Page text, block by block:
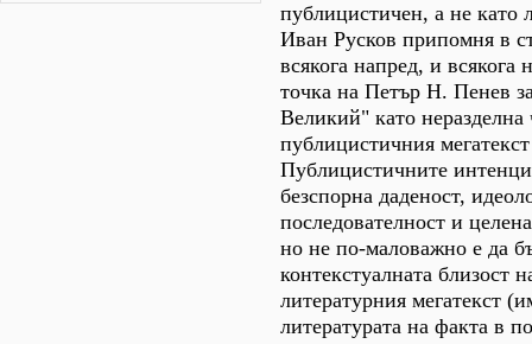
публицистичен, а не като
Иван Русков припомня в
всякога напред, и всякога
точка на Петър Н. Пенев
Великий" като неразделна
публицистичния
Публицистичните
безспорна даденост,
последователност и
но не по-маловажно е да
контекстуалната близост
литературния мегатекст
литературата на факта в